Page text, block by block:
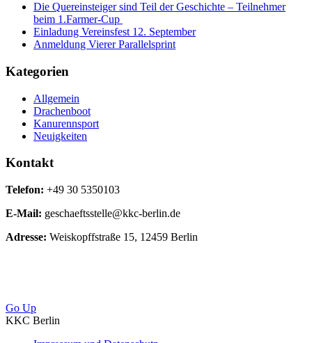
Die Quereinsteiger sind Teil der Geschichte – Teilnehmer
beim 1.Farmer-Cup
Einladung Vereinsfest 12. September
Anmeldung Vierer Parallelsprint
Kategorien
Allgemein
Drachenboot
Kanurennsport
Neuigkeiten
Kontakt
Telefon: +49 30 5350103
E-Mail: geschaeftsstelle@kkc-berlin.de
Adresse: Weiskopffstraße 15, 12459 Berlin
Go Up
KKC Berlin